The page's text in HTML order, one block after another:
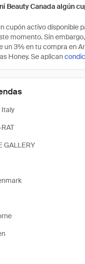
Italy
GALLERY
Beauty Canada algún
cupón activo disponible
momento. Sin
un 3% en tu compra en
Honey. Se aplican